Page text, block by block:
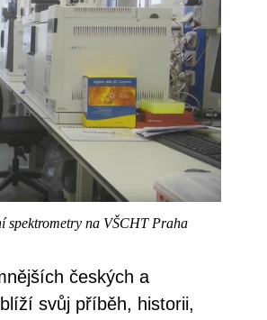
na VŠCHT Praha
českých a
svůj příběh, historii,